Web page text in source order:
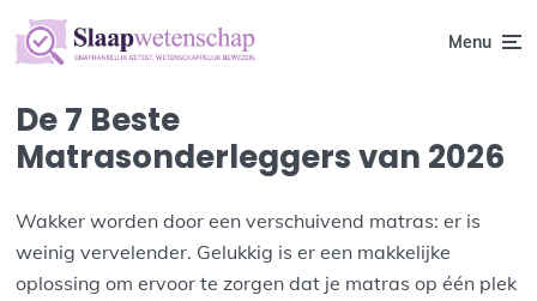
Menu
De 7 Beste
Matrasonderleggers van 2026
Wakker worden door een verschuivend matras: er is
weinig vervelender. Gelukkig is er een makkelijke
oplossing om ervoor te zorgen dat je matras op één plek